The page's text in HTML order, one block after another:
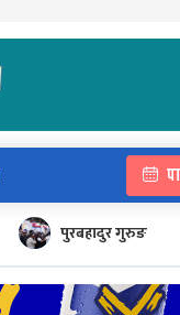
पुरबहादुर गुरुङ